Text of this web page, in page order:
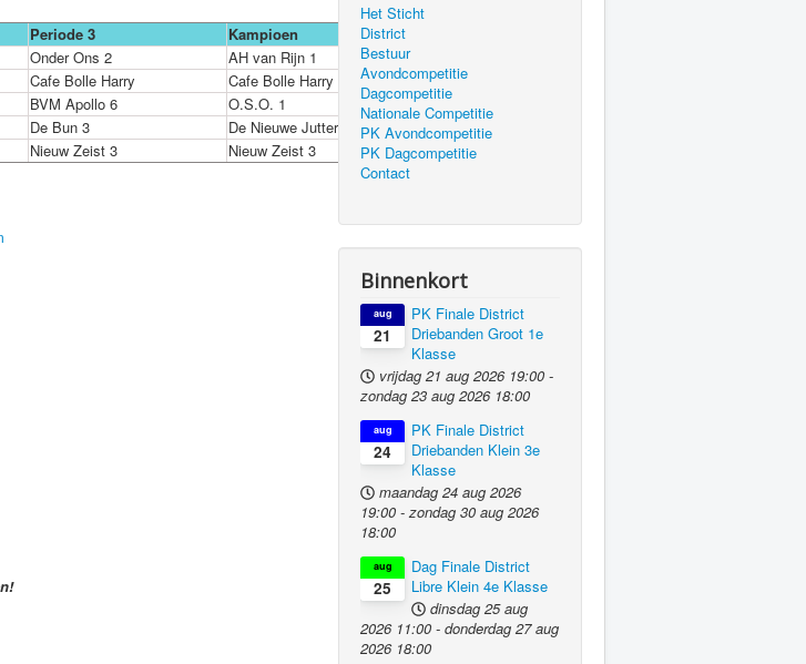
Periode 3
Kampioen
Onder Ons 2
AH van Rijn 1
Cafe Bolle Harry
Cafe Bolle Harry
BVM Apollo 6
O.S.O. 1
De Bun 3
De Nieuwe Jutter 1
Nieuw Zeist 3 Nieuw Zeist 3
Het Sticht
District
Bestuur
Avondcompetitie
Dagcompetitie
Nationale Competitie
PK Avondcompetitie
PK Dagcompetitie
Contact
Binnenkort
21
aug
PK Finale District
Driebanden Groot 1e
Klasse
vrijdag 21 aug 2026 19:00 -
zondag 23 aug 2026 18:00
24
aug
PK Finale District
Driebanden Klein 3e
Klasse
maandag 24 aug 2026
19:00 - zondag 30 aug 2026
18:00
25
aug
Dag Finale District
Libre Klein 4e Klasse
dinsdag 25 aug
2026 11:00 - donderdag 27 aug
2026 18:00